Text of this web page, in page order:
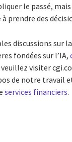
le passé,
prendre des
discussions sur
fondées sur l’IA,
visiter
de notre travail
services financiers.